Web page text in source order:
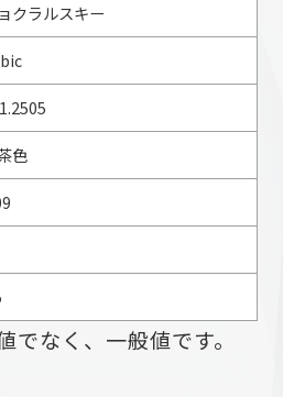
クラルスキー
色
なく、一般値です。